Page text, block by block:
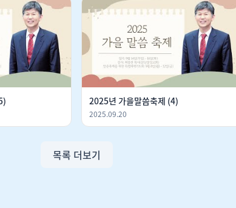
2025년 가을말씀축제 (4)
2025.09.20
목록 더보기